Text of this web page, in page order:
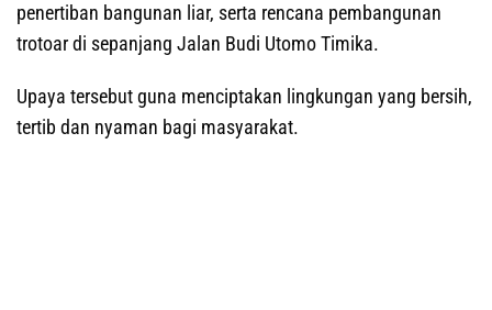
penertiban bangunan liar, serta rencana pembangunan
trotoar di sepanjang Jalan Budi Utomo Timika.
Upaya tersebut guna menciptakan lingkungan yang bersih,
tertib dan nyaman bagi masyarakat.